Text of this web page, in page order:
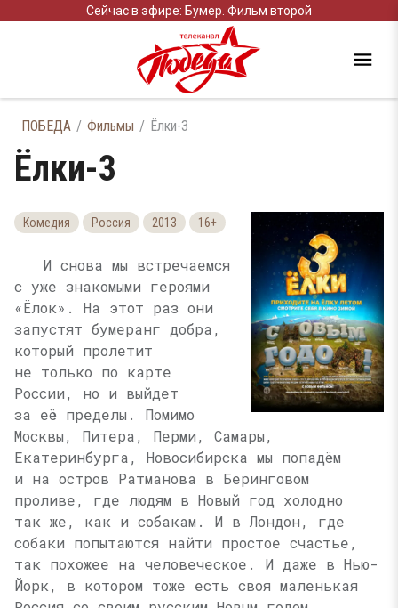
Сейчас в эфире: Бумер. Фильм второй
ПОБЕДА Фильмы Ёлки-3
Ёлки-3
Комедия Россия 2013 16+
И снова мы встречаемся
с уже знакомыми героями
«Ёлок». На этот раз они
запустят бумеранг добра,
который пролетит
не только по карте
России, но и выйдет
за её пределы. Помимо
Москвы, Питера, Перми, Самары,
Екатеринбурга, Новосибирска мы попадём
и на остров Ратманова в Беринговом
проливе, где людям в Новый год холодно
так же, как и собакам. И в Лондон, где
собаки попытаются найти простое счастье,
так похожее на человеческое. И даже в Нью-
Йорк, в котором тоже есть своя маленькая